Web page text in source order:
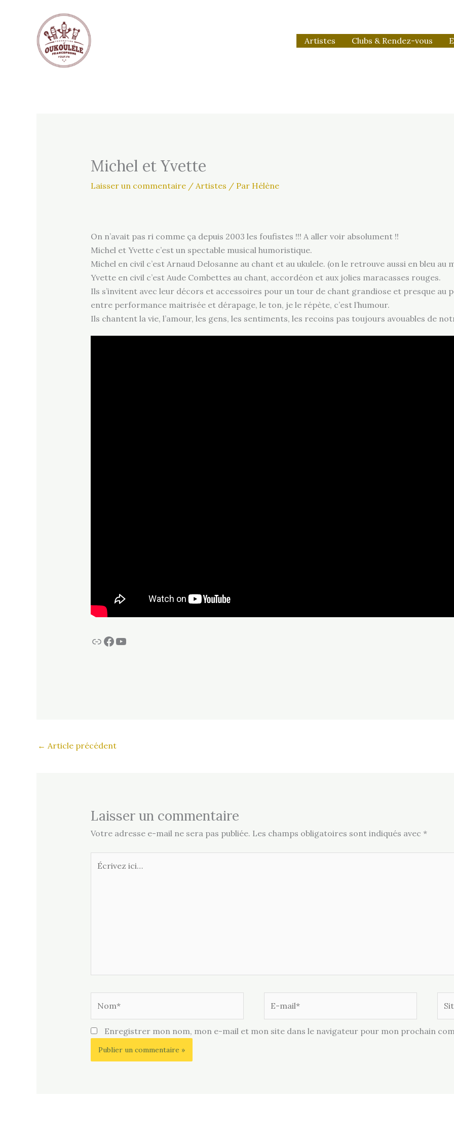
Artistes Clubs & Rendez-vous
Michel et Yvette
Laisser un commentaire / Artistes / Par Hélène
On n’avait pas ri comme ça depuis 2003 les foufistes !!! A aller voir absolument !!
Michel et Yvette c’est un spectable musical humoristique.
Michel en civil c’est Arnaud Delosanne au chant et au ukulele. (on le retrouve aussi en bleu au
Yvette en civil c’est Aude Combettes au chant, accordéon et aux jolies maracasses rouges.
Ils s’invitent avec leur décors et accessoires pour un tour de chant grandiose et presque au
entre performance maitrisée et dérapage, le ton, je le répète, c’est l’humour.
Ils chantent la vie, l’amour, les gens, les sentiments, les recoins pas toujours avouables de
LienFacebook
YouTube
← Article précédent
Laisser un commentaire
Votre adresse e-mail ne sera pas publiée. Les champs obligatoires sont indiqués avec *
Écrivez
Enregistrer mon nom, mon e-mail et mon site dans le navigateur pour mon prochain